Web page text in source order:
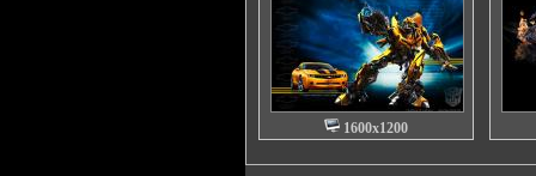
1600x1200